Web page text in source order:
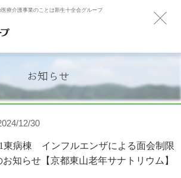
療介護事業のことは新生十全会グループ
お知らせ
12/30
東病棟 インフルエンザによる面会制限
お知らせ【京都東山老年サナトリウム】